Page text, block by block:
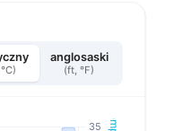
anglosaski
(ft, °F)